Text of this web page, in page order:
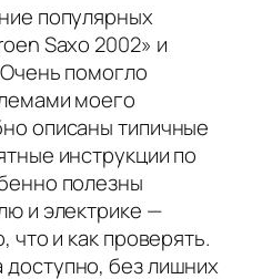
популярных
Saxo 2002» и
помогло
моего
описаны типичные
инструкции по
полезны
и электрике —
что и как проверять.
без лишних